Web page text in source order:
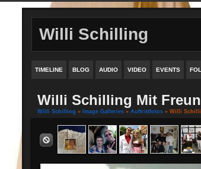
Willi Schilling
TIMELINE BLOG AUDIO VIDEO EVENTS
Willi Schilling Mit
Willi Schilling » Image Galleries » Auftrittfotos » Willi